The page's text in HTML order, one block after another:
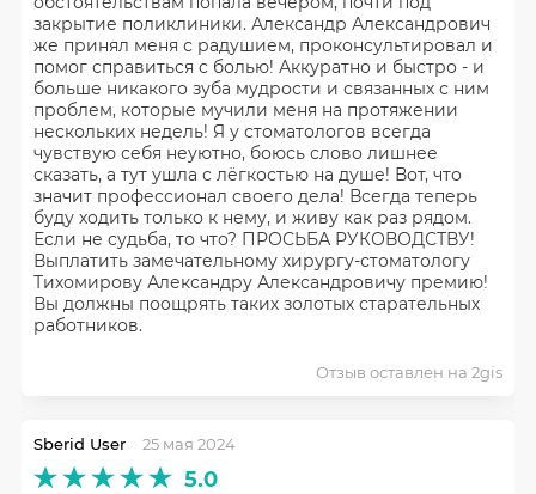
закрытие поликлиники. Александр Александрович
же принял меня с радушием, проконсультировал и
помог справиться с болью! Аккуратно и быстро - и
больше никакого зуба мудрости и связанных с ним
проблем, которые мучили меня на протяжении
нескольких недель! Я у стоматологов всегда
чувствую себя неуютно, боюсь слово лишнее
сказать, а тут ушла с лёгкостью на душе! Вот, что
значит профессионал своего дела! Всегда теперь
буду ходить только к нему, и живу как раз рядом.
Если не судьба, то что? ПРОСЬБА РУКОВОДСТВУ!
Выплатить замечательному хирургу-стоматологу
Тихомирову Александру Александровичу премию!
Вы должны поощрять таких золотых старательных
работников.
Отзыв оставлен на 2gis
Sberid User 25 мая 2024
5.0